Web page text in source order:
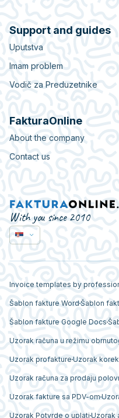
Support and guides
Uputstva
Imam problem
Vodič za Preduzetnike
FakturaOnline
About the company
Contact us
With you since 2010
Invoice templates by
Šablon fakture Word Šablon
Šablon fakture Google Docs
Uzorak računa u režimu
Uzorak profakture Uzorak
Uzorak računa za prodaju
Uzorak fakture sa PDV-om
Uzorak Potvrde o uplati Uzorak